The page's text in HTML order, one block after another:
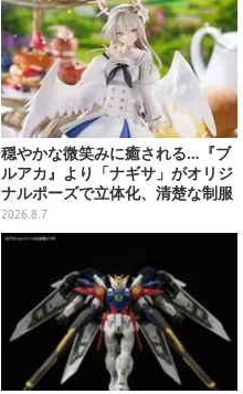
穏やかな微笑みに癒される…『ブ
ルアカ』より「ナギサ」がオリジ
ナルポーズで立体化、清楚な制服
は白の彩色にこだわり
2026.8.7